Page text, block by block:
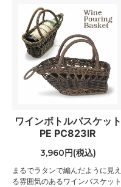
ワインボトルバスケット
PE PC823IR
3,960円(税込)
まるでラタンで編んだように見え
る雰囲気のあるワインバスケット